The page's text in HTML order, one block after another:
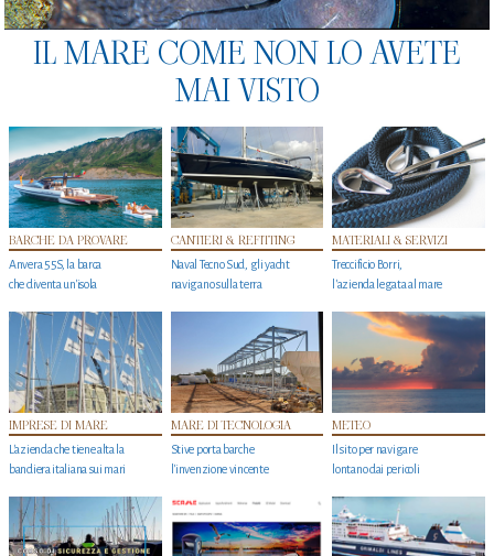
IL MARE COME NON LO AVETE
MAI VISTO
BARCHE DA PROVARE
Anvera 55S, la barca
che diventa un'isola
CANTIERI & REFITTING
Naval Tecno Sud, gli yacht
navigano sulla terra
MATERIALI & SERVIZI
Treccificio Borri,
l'azienda legata al mare
IMPRESE DI MARE
L'azienda che tiene alta la
bandiera italiana sui mari
MARE DI TECNOLOGIA
Stive porta barche
l'invenzione vincente
METEO
Il sito per navigare
lontano dai pericoli